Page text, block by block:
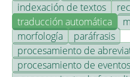
indexación de textos
traducción automática
morfología
paráfrasis
procesamiento de
procesamiento de eventos